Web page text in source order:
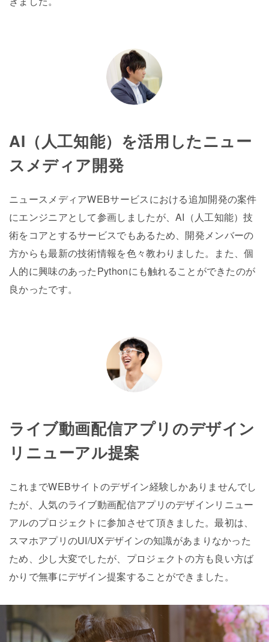
AI（人工知能）を活用したニュー
スメディア開発
ニュースメディアWEBサービスにおける追加開発の案件
にエンジニアとして参画しましたが、AI（人工知能）技
術をコアとするサービスでもあるため、開発メンバーの
方からも最新の技術情報を色々教わりました。また、個
人的に興味のあったPythonにも触れることができたのが
良かったです。
ライブ動画配信アプリのデザイン
リニューアル提案
これまでWEBサイトのデザイン経験しかありませんでし
たが、人気のライブ動画配信アプリのデザインリニュー
アルのプロジェクトに参加させて頂きました。最初は、
スマホアプリのUI/UXデザインの知識があまりなかった
ため、少し大変でしたが、プロジェクトの方も良い方ば
かりで無事にデザイン提案することができました。